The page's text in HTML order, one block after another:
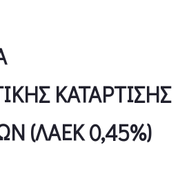
ΚΑΤΑΡΤΙΣΗΣ
(ΛΑΕΚ 0,45%)